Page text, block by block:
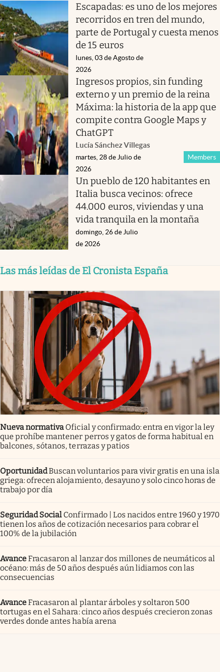
Escapadas: es uno de los mejores
recorridos en tren del mundo,
parte de Portugal y cuesta menos
de 15 euros
lunes, 03 de Agosto de
2026
Ingresos propios, sin funding
externo y un premio de la reina
Máxima: la historia de la app que
compite contra Google Maps y
ChatGPT
Lucía Sánchez Villegas
Members
martes, 28 de Julio de
2026
Un pueblo de 120 habitantes en
Italia busca vecinos: ofrece
44.000 euros, viviendas y una
vida tranquila en la montaña
domingo, 26 de Julio
de 2026
Las más leídas de El Cronista España
Nueva normativa Oficial y confirmado: entra en vigor la ley
que prohíbe mantener perros y gatos de forma habitual en
balcones, sótanos, terrazas y patios
OportunidadBuscan voluntarios para vivir gratis en una isla
griega: ofrecen alojamiento, desayuno y solo cinco horas de
trabajo por día
Seguridad Social Confirmado | Los nacidos entre 1960 y 1970
tienen los años de cotización necesarios para cobrar el
100% de la jubilación
AvanceFracasaron al lanzar dos millones de neumáticos al
océano: más de 50 años después aún lidiamos con las
consecuencias
AvanceFracasaron al plantar árboles y soltaron 500
tortugas en el Sahara: cinco años después crecieron zonas
verdes donde antes había arena